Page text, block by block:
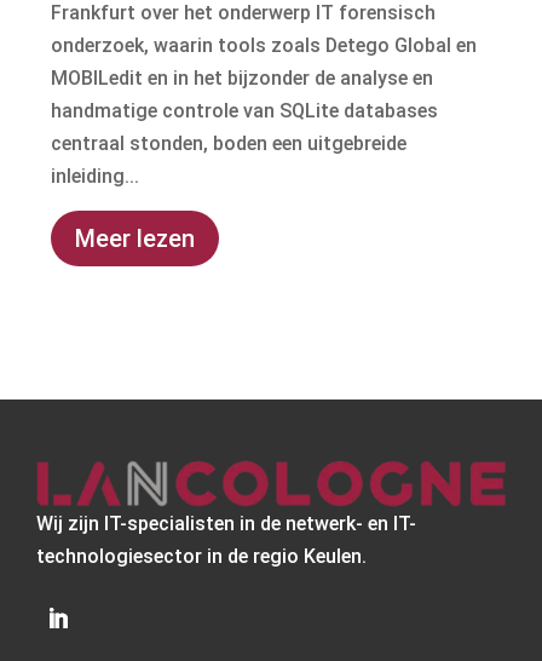
Frankfurt over het onderwerp IT forensisch
onderzoek, waarin tools zoals Detego Global en
MOBILedit en in het bijzonder de analyse en
handmatige controle van SQLite databases
centraal stonden, boden een uitgebreide
inleiding...
Meer lezen
Wij zijn IT-specialisten in de netwerk- en IT-
technologiesector in de regio Keulen.